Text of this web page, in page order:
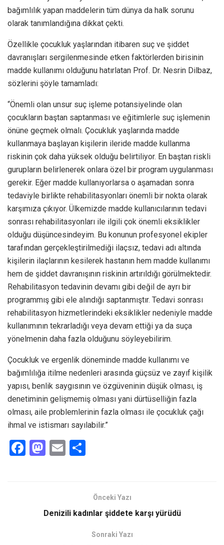
bağımlılık yapan maddelerin tüm dünya da halk sorunu
olarak tanımlandığına dikkat çekti.
Özellikle çocukluk yaşlarından itibaren suç ve şiddet
davranışları sergilenmesinde etken faktörlerden birisinin
madde kullanımı olduğunu hatırlatan Prof. Dr. Nesrin Dilbaz,
sözlerini şöyle tamamladı:
“Önemli olan unsur suç işleme potansiyelinde olan
çocukların baştan saptanması ve eğitimlerle suç işlemenin
önüne geçmek olmalı. Çocukluk yaşlarında madde
kullanmaya başlayan kişilerin ileride madde kullanma
riskinin çok daha yüksek olduğu belirtiliyor. En baştan riskli
gurupların belirlenerek onlara özel bir program uygulanması
gerekir. Eğer madde kullanıyorlarsa o aşamadan sonra
tedaviyle birlikte rehabilitasyonları önemli bir nokta olarak
karşımıza çıkıyor. Ülkemizde madde kullanıcılarının tedavi
sonrası rehabilitasyonları ile ilgili çok önemli eksiklikler
olduğu düşüncesindeyim. Bu konunun profesyonel ekipler
tarafından gerçekleştirilmediği ilaçsız, tedavi adı altında
kişilerin ilaçlarının kesilerek hastanın hem madde kullanımı
hem de şiddet davranışının riskinin artırıldığı görülmektedir.
Rehabilitasyon tedavinin devamı gibi değil de ayrı bir
programmış gibi ele alındığı saptanmıştır. Tedavi sonrası
rehabilitasyon hizmetlerindeki eksiklikler nedeniyle madde
kullanımının tekrarladığı veya devam ettiği ya da suça
yönelmenin daha fazla olduğunu söyleyebilirim.
Çocukluk ve ergenlik döneminde madde kullanımı ve
bağımlılığa itilme nedenleri arasında güçsüz ve zayıf kişilik
yapısı, benlik saygısının ve özgüveninin düşük olması, iş
denetiminin gelişmemiş olması yani dürtüselliğin fazla
olması, aile problemlerinin fazla olması ile çocukluk çağı
ihmal ve istismarı sayılabilir.”
F
M
d
E
Önceki Yazı
Denizili kadınlar şiddete karşı yürüdü
Sonraki Yazı